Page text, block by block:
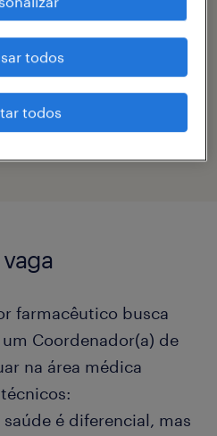
farmacêutico busca
Coordenador(a) de
na área médica
é diferencial, mas
todos
todos